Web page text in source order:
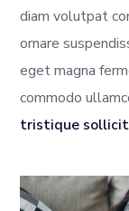
diam volutpat
ornare
eget magna
commodo
tristique